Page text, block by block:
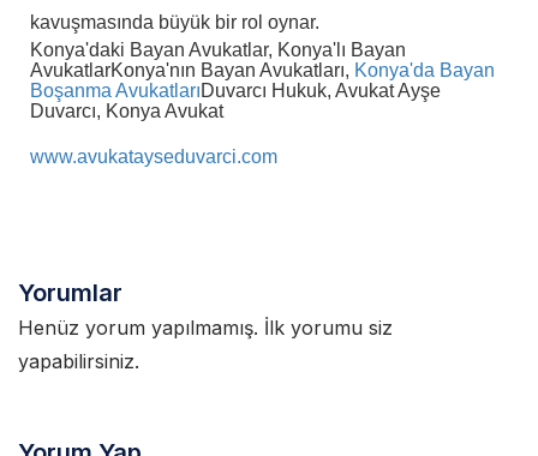
kavuşmasında büyük bir rol oynar.
Konya'daki Bayan Avukatlar, Konya'lı Bayan
AvukatlarKonya'nın Bayan Avukatları, Konya'da Bayan
Boşanma AvukatlarıDuvarcı Hukuk, Avukat Ayşe
Duvarcı, Konya Avukat
www.avukatayseduvarci.com
Yorumlar
Henüz yorum yapılmamış. İlk yorumu siz
yapabilirsiniz.